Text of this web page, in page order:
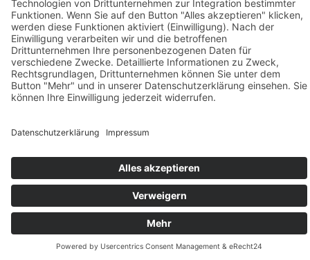
Sitemap
Copyright © 2026 H. Gugel GmbH. Alle Rechte
vorbehalten.
Grafenwöhr - +49 (0) 96 41 / 92 05 - 0
Cookie-Einstellungen|Hinweisgeber